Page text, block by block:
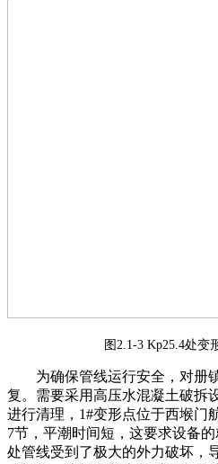
图2.1-3 Kp25.4处变
为确保管线运行安全，对册
复。需要采用高压水混凝土破拆
进行清理，1#变形点位于西堠门
7节，平潮时间短，这要求设备
处管线受到了极大的外力破坏，